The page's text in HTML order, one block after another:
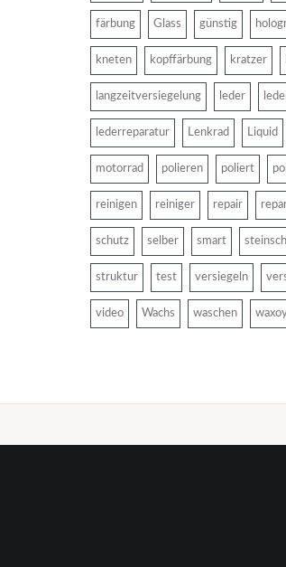
färbung Glass günstig
kneten kopffärbung kratzer
langzeitversiegelung leder
lederreparatur Lenkrad Liquid
motorrad polieren poliert
reinigen reiniger repair
schutz selber smart
struktur test versiegeln
video Wachs waschen